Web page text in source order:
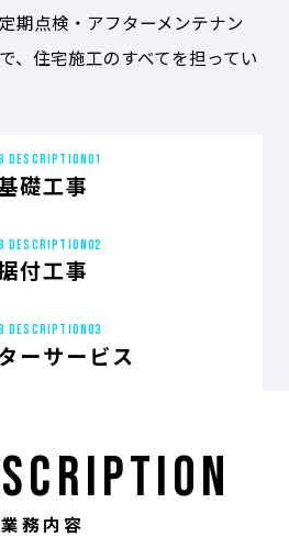
期点検・アフターメンテナン
、住宅施工のすべてを担ってい
DESCRIPTION01
礎工事
DESCRIPTION02
付工事
DESCRIPTION03
ーサービス
業務内容